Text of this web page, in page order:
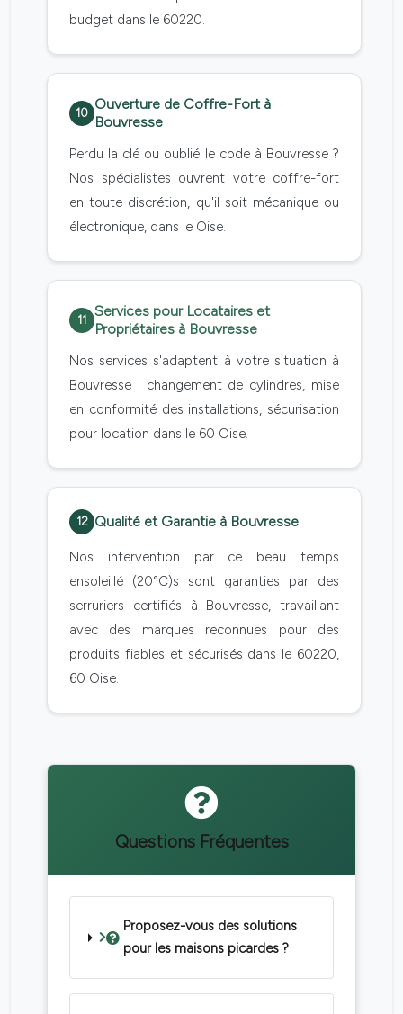
budget dans le 60220.
10
Ouverture de Coffre-Fort à
Bouvresse
Perdu la clé ou oublié le code à Bouvresse ?
Nos spécialistes ouvrent votre coffre-fort
en toute discrétion, qu'il soit mécanique ou
électronique, dans le Oise.
11
Services pour Locataires et
Propriétaires à Bouvresse
Nos services s'adaptent à votre situation à
Bouvresse : changement de cylindres, mise
en conformité des installations, sécurisation
pour location dans le 60 Oise.
12 Qualité et Garantie à Bouvresse
Nos intervention par ce beau temps
ensoleillé (20°C)s sont garanties par des
serruriers certifiés à Bouvresse, travaillant
avec des marques reconnues pour des
produits fiables et sécurisés dans le 60220,
60 Oise.
Questions Fréquentes
Proposez-vous des solutions
pour les maisons picardes ?